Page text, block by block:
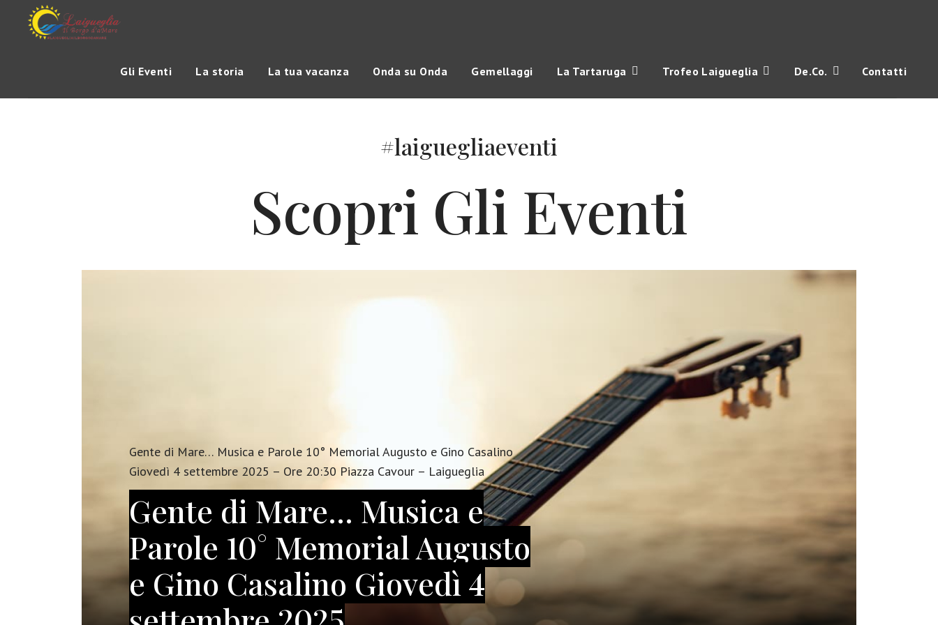
Gli Eventi La storia La tua vacanza Onda su Onda Gemellaggi La Tartaruga Trofeo Laigueglia De.Co. Contatti
#laiguegliaeventi
Scopri Gli Eventi
Gente di Mare… Musica e
Parole 10° Memorial Augusto
e Gino Casalino Giovedì 4
Gente di Mare… Musica e Parole 10° Memorial Augusto e Gino Casalino
Giovedì 4 settembre 2025 – Ore 20:30 Piazza Cavour – Laigueglia